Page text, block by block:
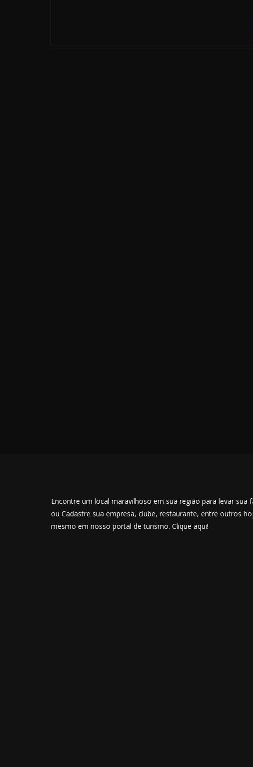
Encontre um local maravilhoso em sua região para levar sua
ou Cadastre sua empresa, clube, restaurante, entre outros
mesmo em nosso portal de turismo. Clique aqui!